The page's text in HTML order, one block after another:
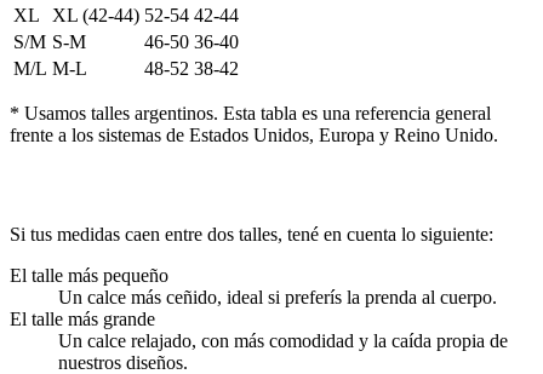
XL
XL (42-44) 52-54 42-44
S/M S-M 46-50 36-40
M/L M-L 48-52 38-42
* Usamos talles argentinos. Esta tabla es una referencia general
frente a los sistemas de Estados Unidos, Europa y Reino Unido.
Si tus medidas caen entre dos talles, tené en cuenta lo siguiente:
El talle más pequeño
Un calce más ceñido, ideal si preferís la prenda al cuerpo.
El talle más grande
Un calce relajado, con más comodidad y la caída propia de
nuestros diseños.